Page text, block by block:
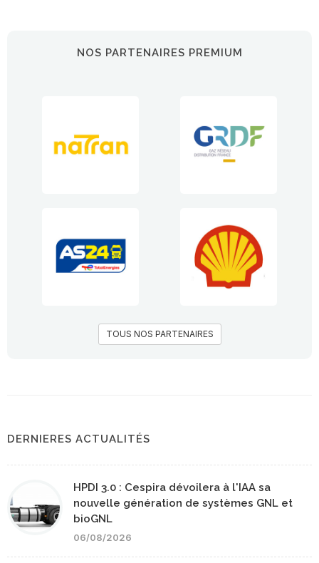
NOS PARTENAIRES PREMIUM
TOUS NOS PARTENAIRES
DERNIERES ACTUALITÉS
HPDI 3.0 : Cespira dévoilera à l'IAA sa
nouvelle génération de systèmes GNL et
bioGNL
06/08/2026